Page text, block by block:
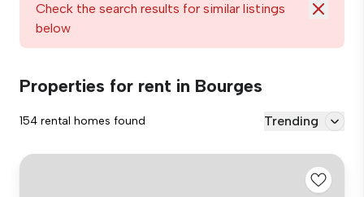
Check the search results for similar listings
below
Properties for rent in Bourges
154 rental homes found Trending